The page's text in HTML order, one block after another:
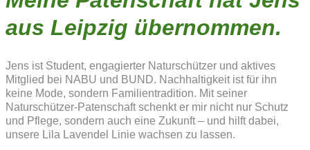
aus Leipzig übernommen.
Jens ist Student, engagierter Naturschützer und aktives
Mitglied bei NABU und BUND. Nachhaltigkeit ist für ihn
keine Mode, sondern Familientradition. Mit seiner
Naturschützer-Patenschaft schenkt er mir nicht nur Schutz
und Pflege, sondern auch eine Zukunft – und hilft dabei,
unsere Lila Lavendel Linie wachsen zu lassen.